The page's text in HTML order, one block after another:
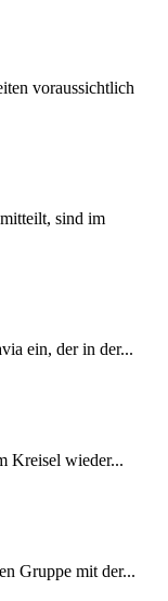
voraussichtlich
sind im
ein, der in der...
Kreisel wieder...
Gruppe mit der...